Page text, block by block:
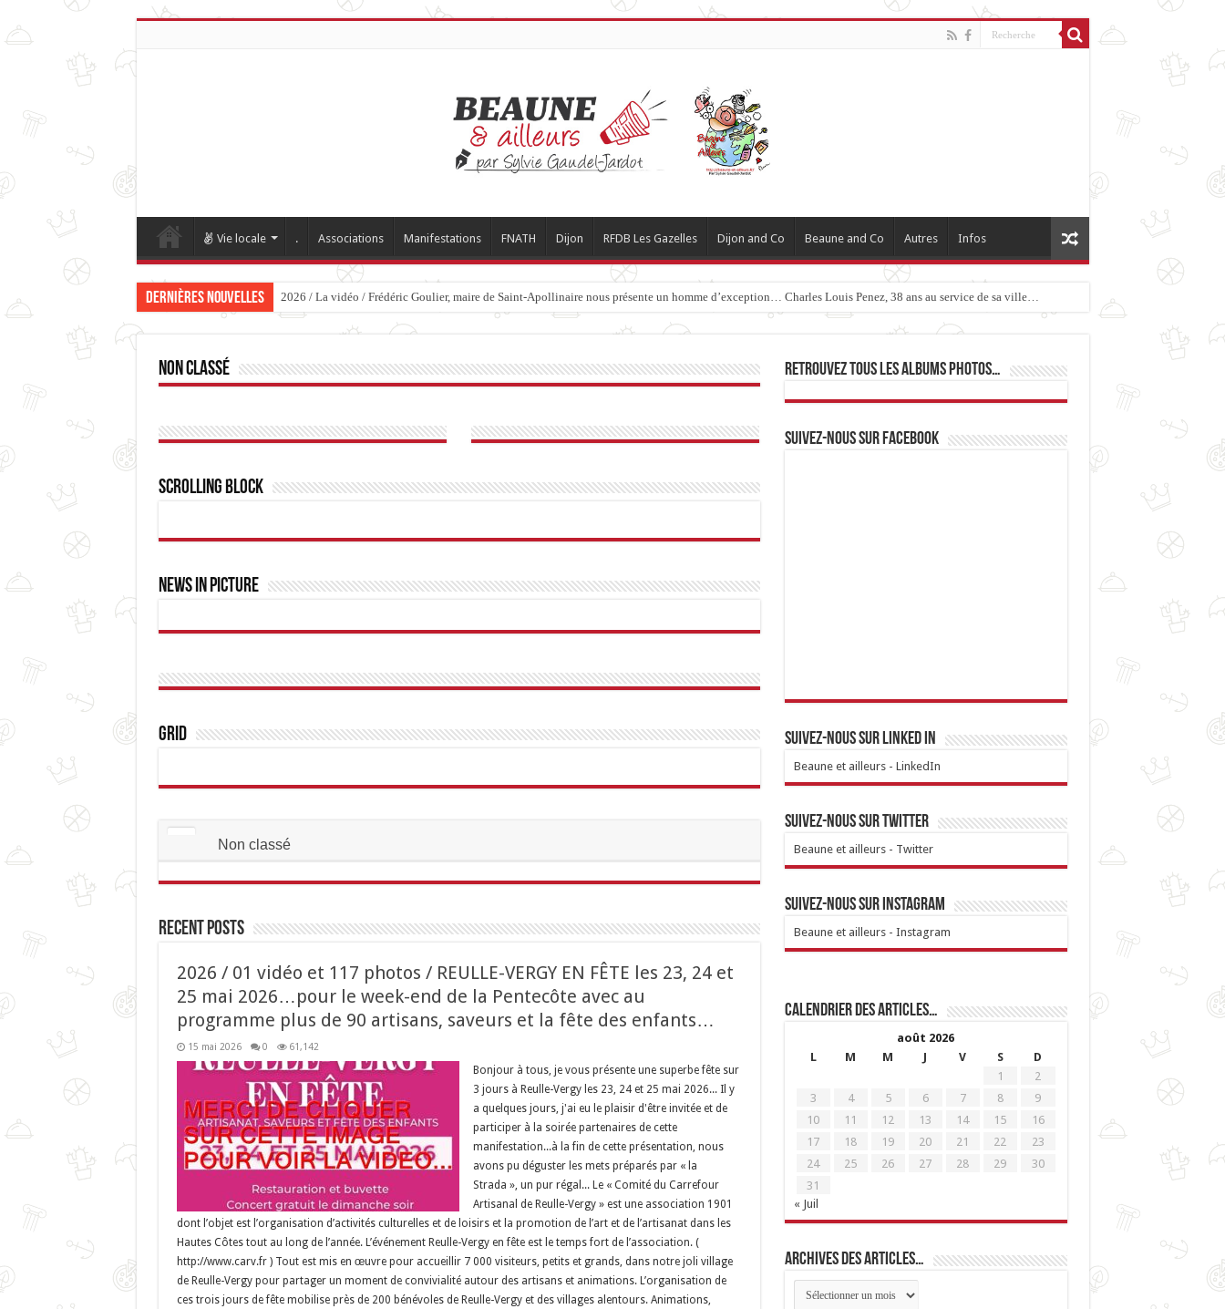
Vie locale . Associations Manifestations FNATH Dijon RFDB Les Gazelles Dijon and Co Beaune and Co Autres Infos
Dernières nouvelles 2026 / La vidéo / Frédéric Goulier, maire de Saint-Apollinaire nous présente un homme d’exception… Charles Louis Penez, 38 ans au service de sa ville…
Non classé
Scrolling Block
News In Picture
Grid
Non classé
Recent Posts
2026 / 01 vidéo et 117 photos / REULLE-VERGY EN FÊTE les 23, 24 et
25 mai 2026…pour le week-end de la Pentecôte avec au
programme plus de 90 artisans, saveurs et la fête des enfants…
15 mai 2026 0 61,142
Bonjour à tous, je vous présente une superbe fête sur
3 jours à Reulle-Vergy les 23, 24 et 25 mai 2026... Il y
a quelques jours, j'ai eu le plaisir d'être invitée et de
participer à la soirée partenaires de cette
manifestation...à la fin de cette présentation, nous
avons pu déguster les mets préparés par « la
Strada », un pur régal... Le « Comité du Carrefour
Artisanal de Reulle-Vergy » est une association 1901
dont l’objet est l’organisation d’activités culturelles et de loisirs et la promotion de l’art et de l’artisanat dans les
Hautes Côtes tout au long de l’année. L’événement Reulle-Vergy en fête est le temps fort de l’association. (
http://www.carv.fr ) Tout est mis en œuvre pour accueillir 7 000 visiteurs, petits et grands, dans notre joli village
de Reulle-Vergy pour partager un moment de convivialité autour des artisans et animations. L’organisation de
ces trois jours de fête mobilise près de 200 bénévoles de Reulle-Vergy et des villages alentours. Animations,
Retrouvez tous les albums photos…
Suivez-nous sur Facebook
Suivez-nous sur linked IN
Beaune et ailleurs - LinkedIn
Suivez-nous sur Twitter
Beaune et ailleurs - Twitter
Suivez-nous sur Instagram
Beaune et ailleurs - Instagram
Calendrier des articles…
août 2026
L
M M J V S
D
1
2
3
4 5 6 7 8
9
10
11 12 13 14 15
16
17
18 19 20 21 22
23
24
25 26 27 28 29
30
31
« Juil
Archives des articles…
Archives
des